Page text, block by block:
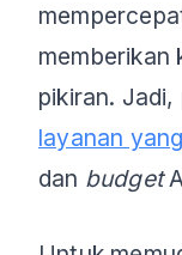
memberikan
pikiran. Jadi,
layanan
dan budget